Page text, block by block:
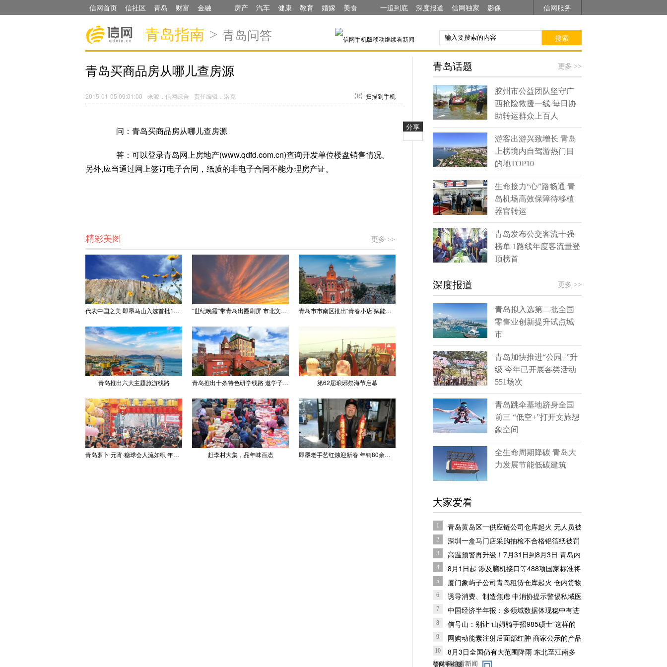
信网首页 信社区 青岛 财富 金融 房产 汽车 健康 教育 婚嫁 美食 一追到底 深度报道 信网独家 影像 信网服务
青岛指南 > 青岛问答 搜索
青岛买商品房从哪儿查房源
2015-01-05 09:01:00 来源：信网综合 责任编辑：洛克 扫描到手机
问：青岛买商品房从哪儿查房源
答：可以登录青岛网上房地产(www.qdfd.com.cn)查询开发单位楼盘销售情况。
另外,应当通过网上签订电子合同，纸质的非电子合同不能办理房产证。
精彩美图 更多 >>
代表中国之美 即墨马山入选首批100处“美丽中国打卡点” “世纪晚霞”带青岛出圈刷屏 市北文旅推出精品线路 青岛市市南区推出“青春小店·赋能计划” 聚满青岛温情
青岛推出六大主题旅游线路 青岛推出十条特色研学线路 邀学子逐梦深蓝探知山海 第62届琅琊祭海节启幕
青岛萝卜·元宵·糖球会人流如织 年味浓郁 赶李村大集，品年味百态 即墨老手艺红烛迎新春 年销80余吨供不应求
分享
青岛话题 更多 >>
胶州市公益团队坚守广
西抢险救援一线 每日协
助转运群众上百人
游客出游兴致增长 青岛
上榜境内自驾游热门目
的地TOP10
生命接力“心”路畅通 青
岛机场高效保障待移植
器官转运
青岛发布公交客流十强
榜单 1路线年度客流量登
顶榜首
深度报道 更多 >>
青岛拟入选第二批全国
零售业创新提升试点城
市
青岛加快推进“公园+”升
级 今年已开展各类活动
551场次
青岛跳伞基地跻身全国
前三 “低空+”打开文旅想
象空间
全生命周期降碳 青岛大
力发展节能低碳建筑
大家爱看
1
青岛黄岛区一供应链公司仓库起火 无人员被
困和伤亡
2
深圳一盒马门店采购抽检不合格铝箔纸被罚
企业罚款500元相关责任人罚款50元
3
高温预警再升级！7月31日到8月3日 青岛内
陆地区将出现37°C以上高温天气
4
8月1日起 涉及脑机接口等488项国家标准将
实施
5
厦门象屿子公司青岛租赁仓库起火 仓内货物
足额投保，理赔工作推进中
6
诱导消费、制造焦虑 中消协提示警惕私域医
药广告骗局
7 中国经济半年报：多领域数据体现稳中有进
8
信号山：别让“山姆骑手招985硕士”这样的
流量噱头，消解教育本该有的分量
9
网购动能素注射后面部红肿 商家公示的产品
备案编号张冠李戴且已注销
10
8月3日全国仍有大范围降雨 东北至江南多
地高温闷热持续
信网手机版